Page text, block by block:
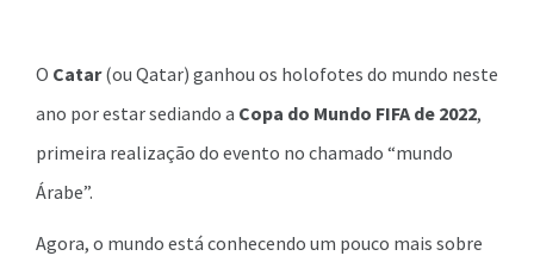
O Catar(ou Qatar) ganhou os holofotes do mundo neste
ano por estar sediando a Copa do Mundo FIFA de 2022,
primeira realização do evento no chamado “mundo
Árabe”.
Agora, o mundo está conhecendo um pouco mais sobre